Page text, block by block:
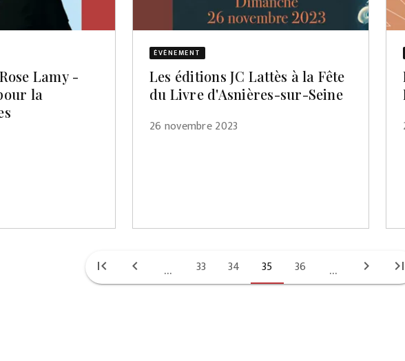
Lamy -
la
ÉVÈNEMENT
Les éditions JC Lattès à la Fête
du Livre d'Asnières-sur-Seine
26 novembre 2023
first_page chevron_left ... 33 34 35 36 ... chevron_right last_page